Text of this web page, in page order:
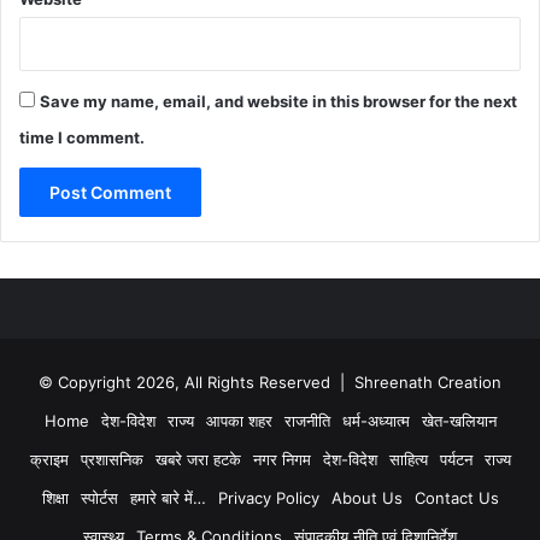
Save my name, email, and website in this browser for the next
time I comment.
© Copyright 2026, All Rights Reserved | Shreenath Creation
Home
देश-विदेश राज्य आपका शहर राजनीति धर्म-अध्यात्म
खेत-खलियान
क्राइम
प्रशासनिक खबरे जरा हटके नगर निगम देश-विदेश साहित्य पर्यटन
राज्य
शिक्षा
स्पोर्टस हमारे बारे में… Privacy Policy About Us
Contact Us
स्वास्थ्य
Terms & Conditions संपादकीय नीति एवं दिशानिर्देश